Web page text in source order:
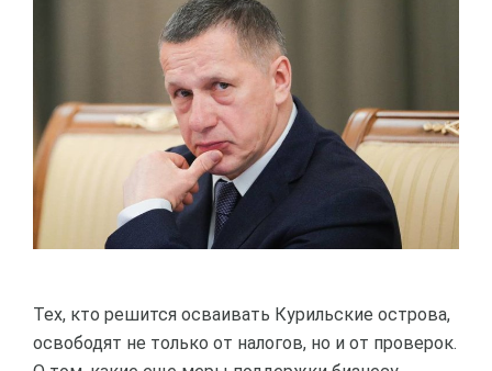
Тех, кто решится осваивать Курильские острова,
освободят не только от налогов, но и от проверок.